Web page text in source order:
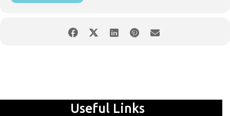
Useful Links